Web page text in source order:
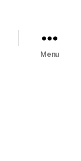
Menu